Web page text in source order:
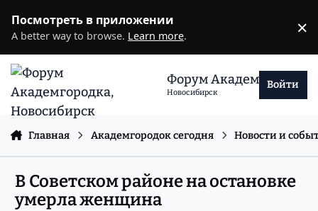
Посмотреть в приложении
A better way to browse. Learn more. ×
Форум Академгородка
Новосибирск
Войти
Главная Академгородок сегодня Новости и
В Советском районе на остановке
умерла женщина